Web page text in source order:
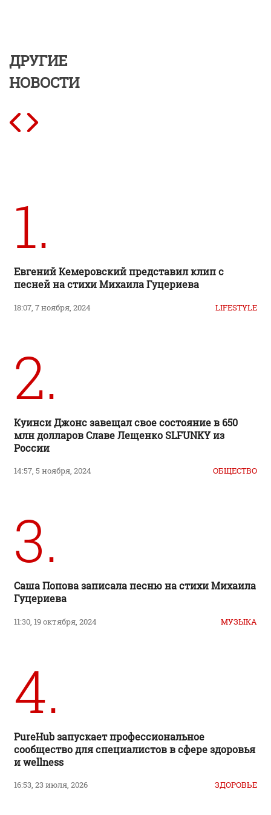
ДРУГИЕ
НОВОСТИ
1.
Евгений Кемеровский представил клип с
песней на стихи Михаила Гуцериева
18:07, 7 ноября, 2024 LIFESTYLE
2.
Куинси Джонс завещал свое состояние в 650
млн долларов Славе Лещенко SLFUNKY из
России
14:57, 5 ноября, 2024 ОБЩЕСТВО
3.
Саша Попова записала песню на стихи Михаила
Гуцериева
11:30, 19 октября, 2024 МУЗЫКА
4.
PureHub запускает профессиональное
сообщество для специалистов в сфере здоровья
и wellness
16:53, 23 июля, 2026 ЗДОРОВЬЕ